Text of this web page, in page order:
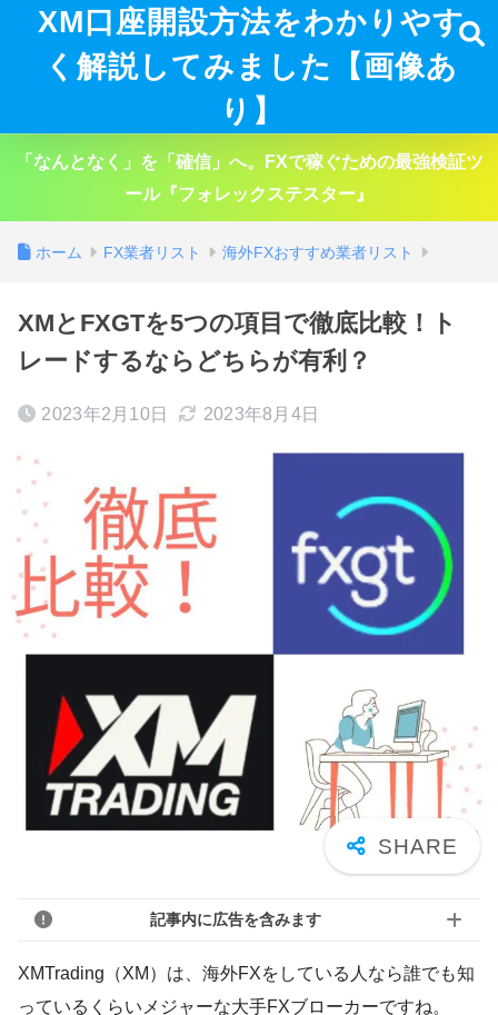
XM口座開設方法をわかりやす
く解説してみました【画像あ
り】
「なんとなく」を「確信」へ。FXで稼ぐための最強検証ツ
ール『フォレックステスター』
ホーム FX業者リスト 海外FXおすすめ業者リスト
XMとFXGTを5つの項目で徹底比較！ト
レードするならどちらが有利？
2023年2月10日 2023年8月4日
記事内に広告を含みます
XMTrading（XM）は、海外FXをしている人なら誰でも知
っているくらいメジャーな大手FXブローカーですね。